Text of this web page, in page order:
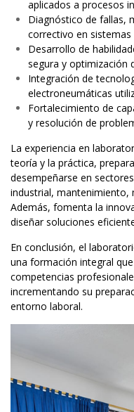
aplicados a procesos
Diagnóstico de fallas,
correctivo en
Desarrollo de
segura y optimización
Integración de
electroneumáticas
Fortalecimiento de
y resolución de
La experiencia en
teoría y la práctica,
desempeñarse en
industrial, mantenimiento,
Además, fomenta la
diseñar soluciones
En conclusión, el
una formación integral
competencias
incrementando su
entorno laboral.